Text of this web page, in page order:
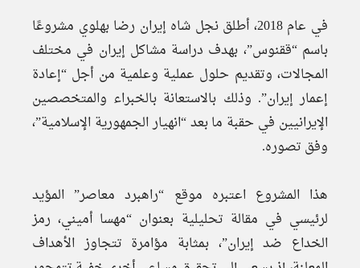
في عام 2018، أطلق نجل شاه إيران رضا بهلوي مشروعًا
باسم “ققنوس”، بهدف دراسة مشاكل إيران في مختلف
المجالات، وتقديم حلول عملية وعلمية من أجل “إعادة
إعمار إيران”. وذلك بالاستعانة بالخبراء والمتخصصين
الإيرانيين في حقبة ما بعد “انهيار الجمهورية الإسلامية”،
وفق تصوره.
هذا المشروع اعتبره موقع “راهبرد معاصر” المؤيد
لرئيسي في مقالة تحليلية بعنوان “مهسا أميني، رمز
الخداع ضد إيران”، بمثابة مؤامرة تتجاوز الأهداف